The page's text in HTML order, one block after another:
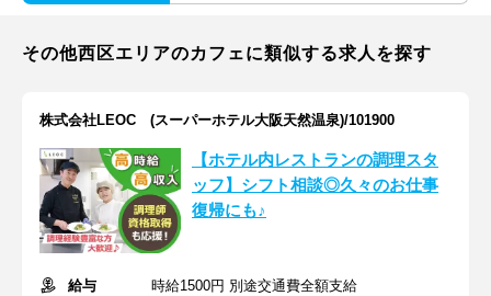
その他西区エリアのカフェに類似する求人を探す
株式会社LEOC (スーパーホテル大阪天然温泉)/101900
【ホテル内レストランの調理スタ
ッフ】シフト相談◎久々のお仕事
復帰にも♪
給与
時給1500円 別途交通費全額支給